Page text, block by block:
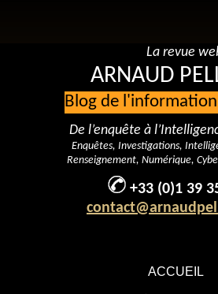
ACCUEIL
La revue
ARNAUD
Blog de
De l’enquête à
Enquêtes, Investigations,
Renseignement, Numérique,
+33 (0)1 39